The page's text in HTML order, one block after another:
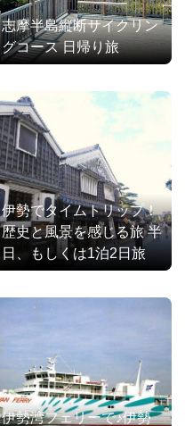
志摩半島縦断サイクリン
グコース 日帰り旅
伊勢でタイムトリップ！
歴史と風景を感じる旅 半
日、もしくは1泊2日旅
伊勢湾フェリーで♪伊勢